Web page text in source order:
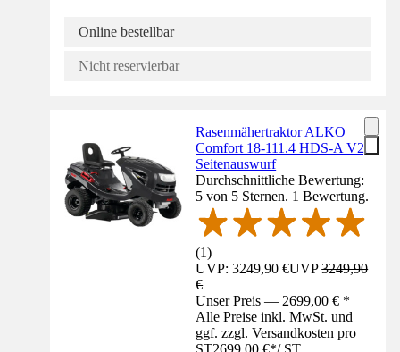
Online bestellbar
Nicht reservierbar
Rasenmähertraktor ALKO
Comfort 18-111.4 HDS-A V2,
Seitenauswurf
Durchschnittliche Bewertung:
5 von 5 Sternen. 1 Bewertung.
(1)
UVP: 3249,90 €UVP3249,90
€
Unser Preis — 2699,00 € *
Alle Preise inkl. MwSt. und
ggf. zzgl. Versandkosten pro
ST2699,00 €*/ ST